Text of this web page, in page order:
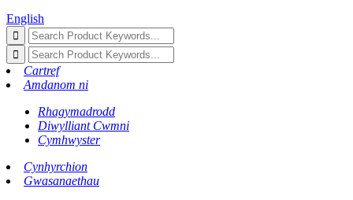
English
Cartref
Amdanom ni
Rhagymadrodd
Diwylliant Cwmni
Cymhwyster
Cynhyrchion
Gwasanaethau